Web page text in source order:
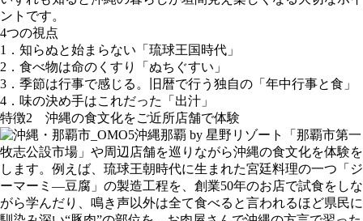
ントです。
4つの視点
1．知らぬと始まらない「琉球王国時代」
2．食べ物は命のくすり「ぬちぐすい」
3．季節は行事で感じる。旧暦で行う独自の「年中行事と食」
4．味の決め手はこれだった「出汁」
特徴2 沖縄の食文化をご近所店舗で体験
「那覇市第一
牧志公設市場」や周辺店舗を巡りながら沖縄の食文化を体験を
します。例えば、琉球王朝時代に生まれた宮廷料理の一つ「ジ
ーマーミ―豆腐」の製造工程を、創業50年のお店で試食をしな
がら学んだり、鳴き声以外は全て食べると言われるほど県民に